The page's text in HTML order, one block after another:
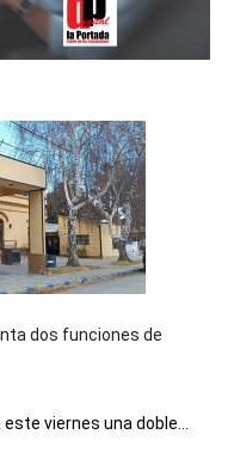
dos funciones de
viernes una doble...